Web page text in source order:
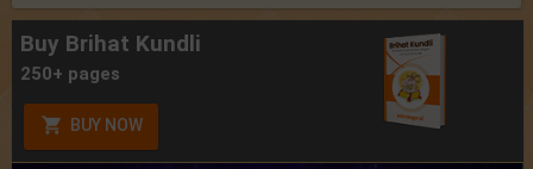
Buy Brihat Kundli
250+ pages
BUY NOW